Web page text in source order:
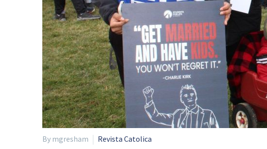
By mgresham Revista Catolica